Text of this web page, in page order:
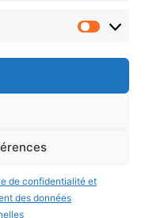
de confidentialité et
des données